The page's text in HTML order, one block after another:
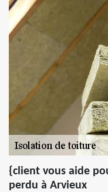
{client vous aide
perdu à Arvieux